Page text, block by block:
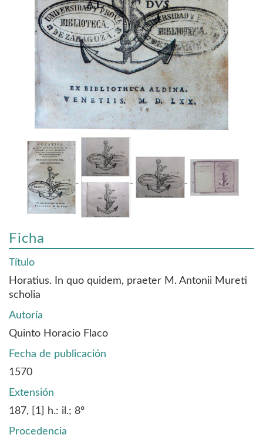
Ficha
Título
Horatius. In quo quidem, praeter M. Antonii Mureti
scholia
Autoría
Quinto Horacio Flaco
Fecha de publicación
1570
Extensión
187, [1] h.: il.; 8º
Procedencia